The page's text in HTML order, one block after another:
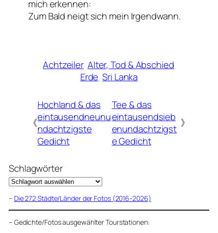
mich erkennen:
ZumBald neigt sich mein Irgendwann.
Achtzeiler Alter, Tod & Abschied
Erde Sri Lanka
《
Hochland & das
eintausendneunu
ndachtzigste
Gedicht
Tee & das
eintausendsieb
enundachtzigst
e Gedicht
》
Schlagwörter
– Die 272 Städte/Länder der Fotos (2016-2026)
– Gedichte/Fotos ausgewählter Tourstationen: